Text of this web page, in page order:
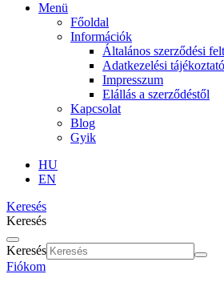
Menü
Főoldal
Információk
Általános szerződési
Adatkezelési tájékoztató
Impresszum
Elállás a szerződéstől
Kapcsolat
Blog
Gyik
HU
EN
Keresés
Keresés
Keresés
Fiókom